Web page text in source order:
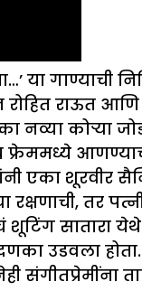
या गाण्याची
राऊत
कोऱ्या
एका शूरवीर
तर
सातारा
उडवला